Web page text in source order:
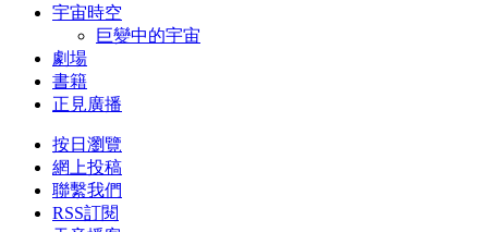
宇宙時空
巨變中的宇宙
劇場
書籍
正見廣播
按日瀏覽
網上投稿
聯繫我們
RSS訂閱